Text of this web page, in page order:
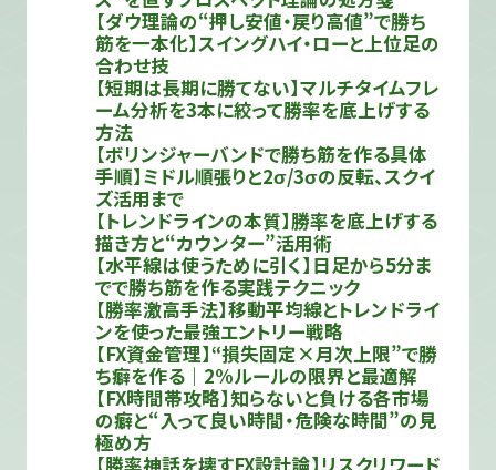
【ダウ理論の“押し安値・戻り高値”で勝ち
筋を一本化】スイングハイ・ローと上位足の
合わせ技
【短期は長期に勝てない】マルチタイムフレ
ーム分析を3本に絞って勝率を底上げする
方法
【ボリンジャーバンドで勝ち筋を作る具体
手順】ミドル順張りと2σ/3σの反転、スクイ
ズ活用まで
【トレンドラインの本質】勝率を底上げする
描き方と“カウンター”活用術
【水平線は使うために引く】日足から5分ま
でで勝ち筋を作る実践テクニック
【勝率激高手法】移動平均線とトレンドライ
ンを使った最強エントリー戦略
【FX資金管理】“損失固定×月次上限”で勝
ち癖を作る｜2%ルールの限界と最適解
【FX時間帯攻略】知らないと負ける各市場
の癖と“入って良い時間・危険な時間”の見
極め方